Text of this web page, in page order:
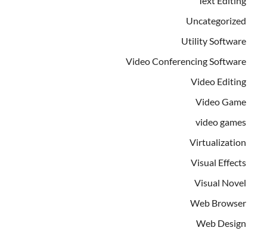
Uncategorized
Utility Software
Video Conferencing Software
Video Editing
Video Game
video games
Virtualization
Visual Effects
Visual Novel
Web Browser
Web Design